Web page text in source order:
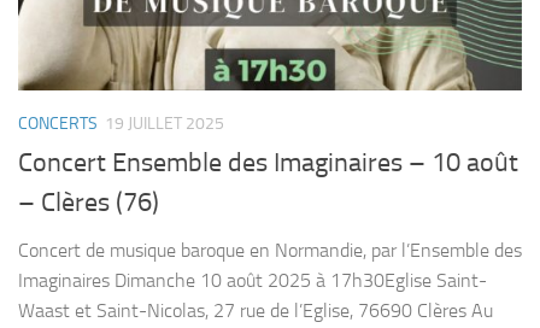
CONCERTS 19 JUILLET 2025
Concert Ensemble des Imaginaires – 10 août
– Clères (76)
Concert de musique baroque en Normandie, par l’Ensemble des
Imaginaires Dimanche 10 août 2025 à 17h30Eglise Saint-
Waast et Saint-Nicolas, 27 rue de l’Eglise, 76690 Clères Au